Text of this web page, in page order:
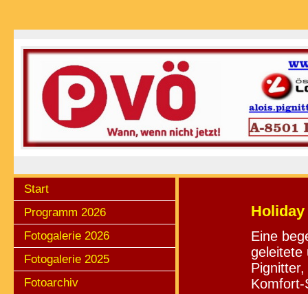
Start
Programm 2026
Fotogalerie 2026
Fotogalerie 2025
Fotoarchiv
Holiday
Eine
geleitete